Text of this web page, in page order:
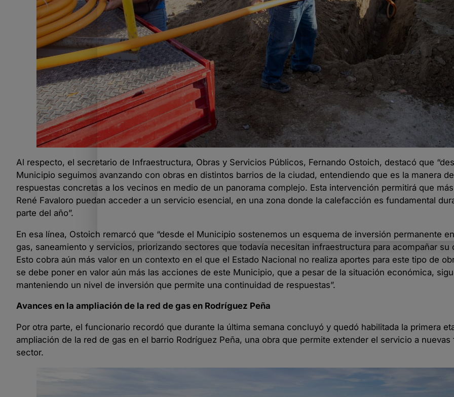
Al respecto, el secretario de Infraestructura, Obras y Servicios Públicos, Fernando Ostoich, destacó que
Municipio seguimos avanzando con obras en distintos barrios de la ciudad, entendiendo que es la manera
respuestas concretas a los vecinos en medio de un panorama complejo. Esta intervención permitirá que
René Favaloro puedan acceder a un servicio esencial, en una zona donde la calefacción es fundamental
parte del año”.
En esa línea, Ostoich remarcó que “desde el Municipio sostenemos un esquema de inversión permanente
gas, saneamiento y servicios, priorizando sectores que todavía necesitan infraestructura para acompañar su
Esto cobra aún más valor en un contexto en el que el Estado Nacional no realiza aportes para este tipo de
se debe poner en valor aún más las acciones de este Municipio, que a pesar de la situación económica,
manteniendo un nivel de inversión que permite una continuidad de respuestas”.
Avances en la ampliación de la red de gas en Rodríguez Peña
Por otra parte, el funcionario recordó que durante la última semana concluyó y quedó habilitada la primera
ampliación de la red de gas en el barrio Rodríguez Peña, una obra que permite extender el servicio a nuevas
sector.